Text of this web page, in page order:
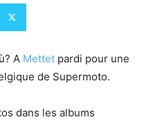
A Mettet pardi pour une
de Supermoto.
dans les albums